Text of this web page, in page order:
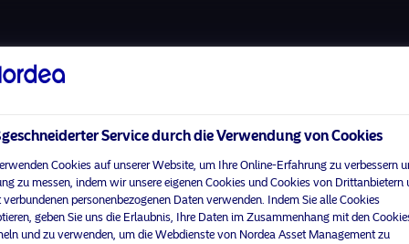
visit
Über uns
Home
Über uns
Nutzungsbedingungen
Datenschutzerklärung
Service durch die Verwendung von Cookies
Cookies auf unserer Website, um Ihre Online-Erfahrung zu verbessern
zu messen, indem wir unsere eigenen Cookies und Cookies von Drittanbietern
personenbezogenen Daten verwenden. Indem Sie alle Cookies
geben Sie uns die Erlaubnis, Ihre Daten im Zusammenhang mit den
und zu verwenden, um die Webdienste von Nordea Asset Management zu